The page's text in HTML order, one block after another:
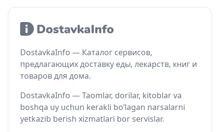
DostavkaInfo — Каталог сервисов,
предлагающих доставку еды, лекарств, книг и
товаров для дома.
DostavkaInfo — Taomlar, dorilar, kitoblar va
boshqa uy uchun kerakli bo‘lagan narsalarni
yetkazib berish xizmatlari bor servislar.